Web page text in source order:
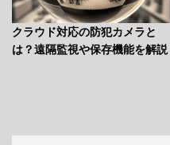
クラウド対応の防犯カメラと
は？遠隔監視や保存機能を解説